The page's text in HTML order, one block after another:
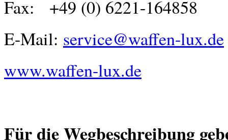
mehr erfahren...
Fax: +49 (0) 6221-164858
E-Mail: service@waffen-lux.de
www.waffen-lux.de
Für die Wegbeschreibung